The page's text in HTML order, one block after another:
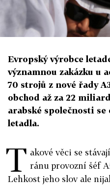
Evropský výrobce
významnou zakázku u
70 strojů z nové řady
obchod až za 22
arabské společnosti
letadla.
T akové věci se
ránu provozní šéf
Lehkost jeho slov ale